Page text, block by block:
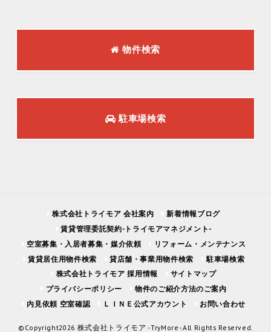
物件検索
駐車場検索
株式会社トライモア 会社案内
新着情報ブログ
賃貸管理委託契約-トライモアマネジメント-
空室募集・入居者募集・媒介依頼
リフォーム・メンテナンス
賃貸居住用物件検索
貸店舗・事業用物件検索
駐車場検索
株式会社トライモア 採用情報
サイトマップ
プライバシーポリシー
物件のご紹介方法のご案内
内見依頼 空室確認
ＬＩＮＥ公式アカウント お問い合わせ
©Copyright2026 株式会社トライモア -TryMore-.All Rights Reserved.